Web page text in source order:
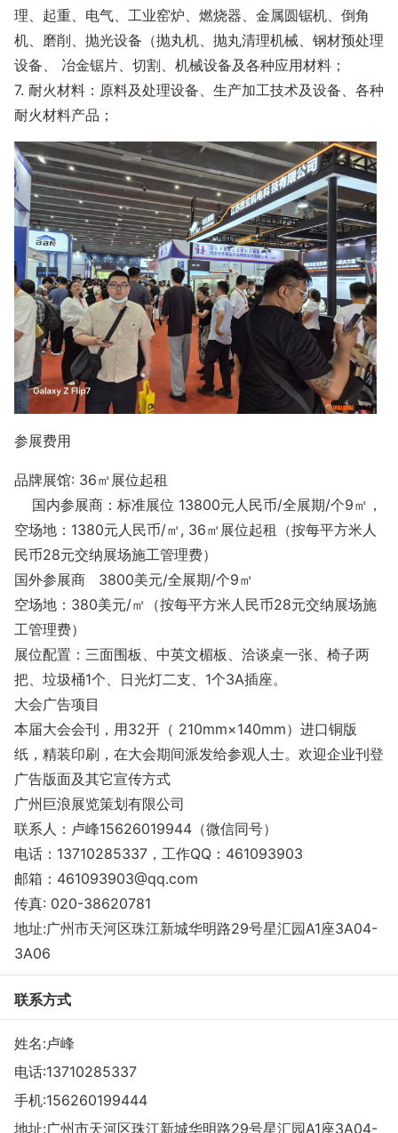
理、起重、电气、工业窑炉、燃烧器、金属圆锯机、倒角
机、磨削、抛光设备（抛丸机、抛丸清理机械、钢材预处理
设备、 冶金锯片、切割、机械设备及各种应用材料；
7. 耐火材料：原料及处理设备、生产加工技术及设备、各种
耐火材料产品；
参展费用
品牌展馆: 36㎡展位起租
国内参展商：标准展位 13800元人民币/全展期/个9㎡，
空场地：1380元人民币/㎡, 36㎡展位起租（按每平方米人
民币28元交纳展场施工管理费）
国外参展商 3800美元/全展期/个9㎡
空场地：380美元/㎡（按每平方米人民币28元交纳展场施
工管理费）
展位配置：三面围板、中英文楣板、洽谈桌一张、椅子两
把、垃圾桶1个、日光灯二支、1个3A插座。
大会广告项目
本届大会会刊，用32开（ 210mm×140mm）进口铜版
纸，精装印刷，在大会期间派发给参观人士。欢迎企业刊登
广告版面及其它宣传方式
广州巨浪展览策划有限公司
联系人：卢峰15626019944（微信同号）
电话：13710285337，工作QQ：461093903
邮箱：461093903@qq.com
传真: 020-38620781
地址:广州市天河区珠江新城华明路29号星汇园A1座3A04-
3A06
联系方式
姓名:卢峰
电话:13710285337
手机:156260199444
地址:广州市天河区珠江新城华明路29号星汇园A1座3A04-